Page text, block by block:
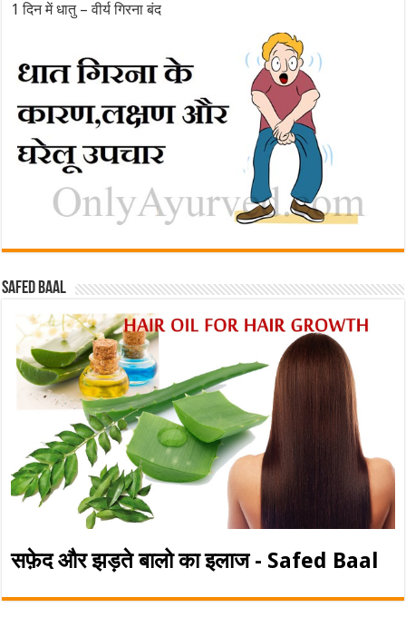
1 दिन में धातु – वीर्य गिरना बंद
Safed baal
सफ़ेद और झड़ते बालो का इलाज - Safed Baal